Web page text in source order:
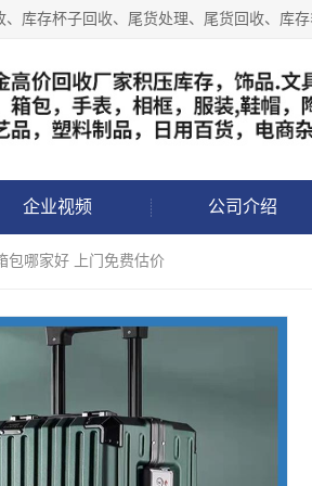
企业视频 公司介绍
包哪家好 上门免费估价